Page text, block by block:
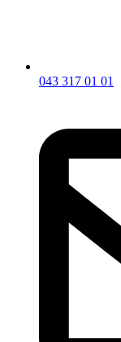
043 317 01 01